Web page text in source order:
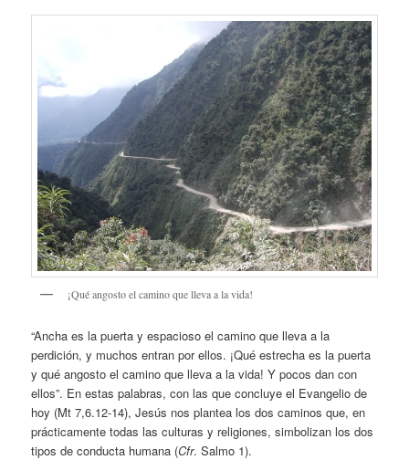
¡Qué angosto el camino que lleva a la vida!
“Ancha es la puerta y espacioso el camino que lleva a la
perdición, y muchos entran por ellos. ¡Qué estrecha es la puerta
y qué angosto el camino que lleva a la vida! Y pocos dan con
ellos”. En estas palabras, con las que concluye el Evangelio de
hoy (Mt 7,6.12-14), Jesús nos plantea los dos caminos que, en
prácticamente todas las culturas y religiones, simbolizan los dos
tipos de conducta humana (Cfr. Salmo 1).